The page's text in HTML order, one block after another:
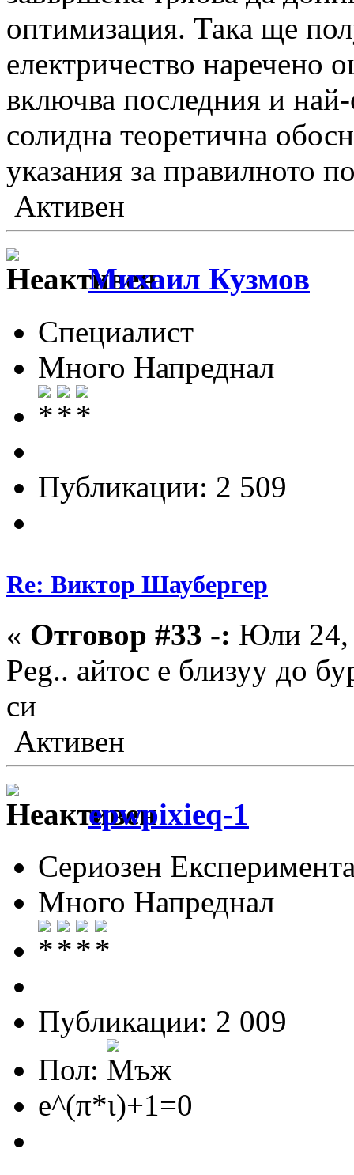
оптимизация. Така ще
електричество наречено
включва последния и
солидна теоретична
указания за правилното
Активен
Михаил Кузмов
Специалист
Много Напреднал
Публикации: 2 509
Re: Виктор Шаубергер
« Отговор #33 -: Юли 24,
Peg.. айтос е близуу до
си
Активен
epwpixieq-1
Сериозен
Много Напреднал
Публикации: 2 009
Пол:
e^(π*ι)+1=0